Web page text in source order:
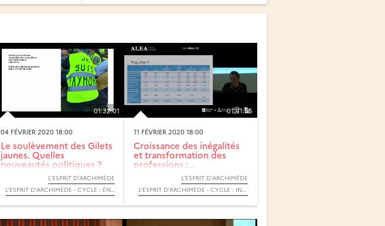
01:32:01
04 FÉVRIER 2020 18:00
Le soulèvement des Gilets
jaunes. Quelles
nouveautés politiques ?
L’ESPRIT D’ARCHIMÈDE
L’ESPRIT D’ARCHIMÈDE - CYCLE : ÉNERGIES
01:41:55
11 FÉVRIER 2020 18:00
Croissance des inégalités
et transformation des
professions :...
L’ESPRIT D’ARCHIMÈDE
L’ESPRIT D’ARCHIMÈDE - CYCLE : INÉGALITÉS